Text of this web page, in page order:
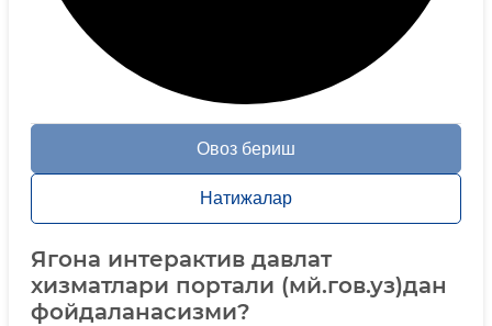
Овоз бериш
Натижалар
Ягона интерактив давлат
хизматлари портали (мй.гов.уз)дан
фойдаланасизми?